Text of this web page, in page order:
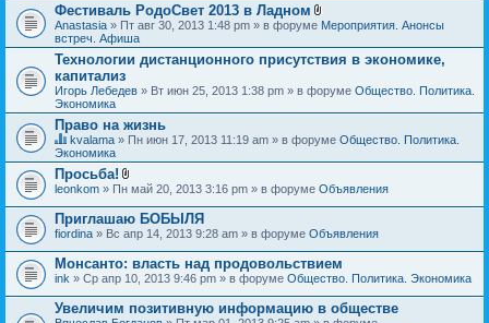
Фестиваль РодоСвет 2013 в Ладном
В
о
ж
н
и
я
Anastasia » Пт авг 30, 2013 1:48 pm » в форуме Мероприятия. Анонсы
встреч. Афиша
Технологии дистанционного присутствия в экономике,
капитализ
Игорь Лебедев » Вт июн 25, 2013 1:38 pm » в форуме Общество. Политика.
Экономика
Право на жизнь
Д
а
н
н
я
т
е
м
а
с
о
д
е
kvalama » Пн июн 17, 2013 11:19 am » в форуме Общество. Политика.
Экономика
Просьба!
В
о
ж
е
н
и
я
leonkom » Пн май 20, 2013 3:16 pm » в форуме Объявления
Приглашаю БОБЫЛЯ
fiordina » Вс апр 14, 2013 9:28 am » в форуме Объявления
Монсанто: власть над продовольствием
ink » Ср апр 10, 2013 9:46 pm » в форуме Общество. Политика. Экономика
Увеличим позитивную информацию в обществе